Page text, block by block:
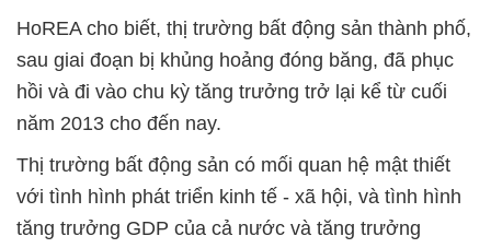
HoREA cho biết, thị trường bất động sản thành phố,
sau giai đoạn bị khủng hoảng đóng băng, đã phục
hồi và đi vào chu kỳ tăng trưởng trở lại kể từ cuối
năm 2013 cho đến nay.
Thị trường bất động sản có mối quan hệ mật thiết
với tình hình phát triển kinh tế - xã hội, và tình hình
tăng trưởng GDP của cả nước và tăng trưởng